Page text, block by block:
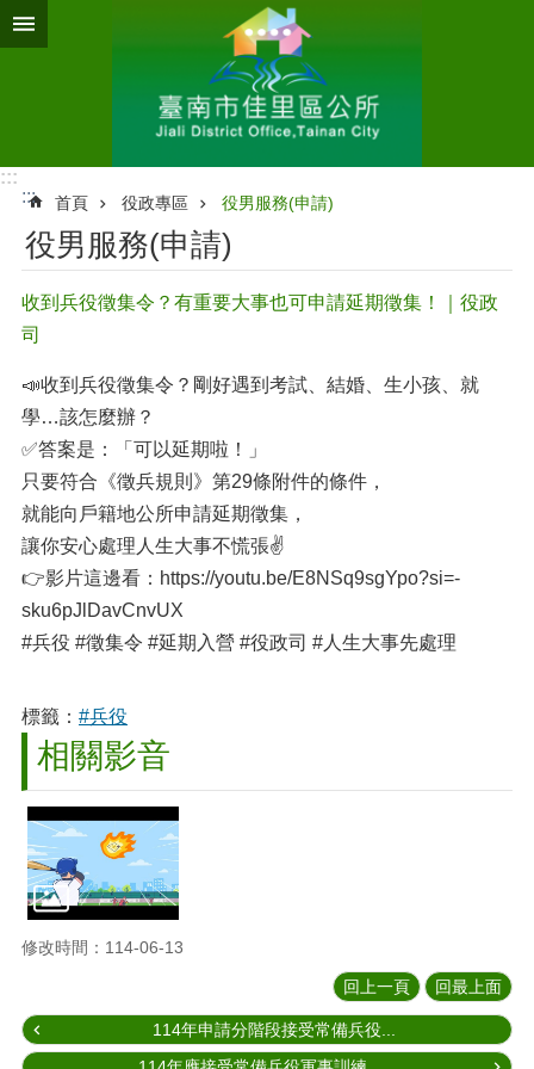
跳到主要內容區塊
:::
:::
首頁 役政專區 役男服務(申請)
役男服務(申請)
收到兵役徵集令？有重要大事也可申請延期徵集！｜役政
司
📣收到兵役徵集令？剛好遇到考試、結婚、生小孩、就
學…該怎麼辦？
✅答案是：「可以延期啦！」
只要符合《徵兵規則》第29條附件的條件，
就能向戶籍地公所申請延期徵集，
讓你安心處理人生大事不慌張✌️
👉影片這邊看：https://youtu.be/E8NSq9sgYpo?si=-
sku6pJlDavCnvUX
#兵役 #徵集令 #延期入營 #役政司 #人生大事先處理
標籤： #兵役
相關影音
修改時間：114-06-13
回上一頁 回最上面
114年申請分階段接受常備兵役...